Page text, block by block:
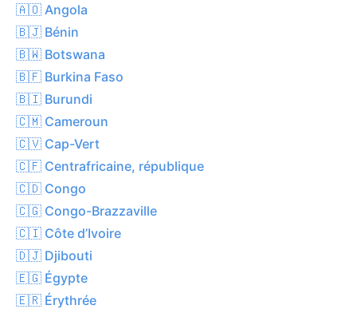
🇦🇴 Angola
🇧🇯 Bénin
🇧🇼 Botswana
🇧🇫 Burkina Faso
🇧🇮 Burundi
🇨🇲 Cameroun
🇨🇻 Cap-Vert
🇨🇫 Centrafricaine, république
🇨🇩 Congo
🇨🇬 Congo-Brazzaville
🇨🇮 Côte d’Ivoire
🇩🇯 Djibouti
🇪🇬 Égypte
🇪🇷 Érythrée